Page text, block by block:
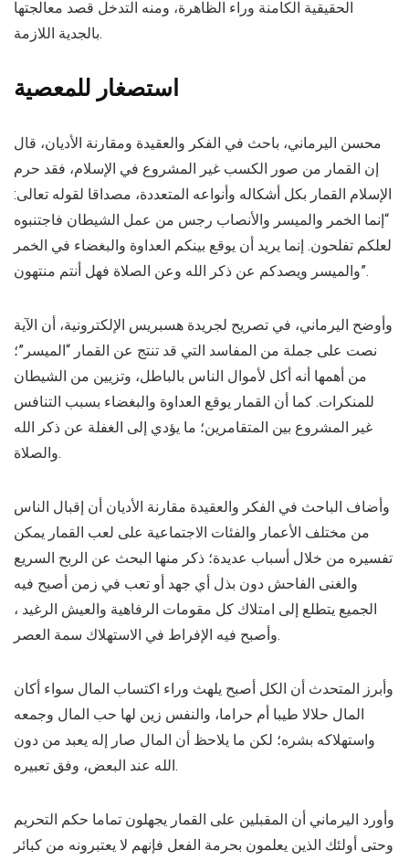
الحقيقية الكامنة وراء الظاهرة، ومنه التدخل قصد معالجتها
بالجدية اللازمة.
استصغار للمعصية
محسن اليرماني، باحث في الفكر والعقيدة ومقارنة الأديان، قال
إن القمار من صور الكسب غير المشروع في الإسلام، فقد حرم
الإسلام القمار بكل أشكاله وأنواعه المتعددة، مصداقا لقوله تعالى:
“إنما الخمر والميسر والأنصاب رجس من عمل الشيطان فاجتنبوه
لعلكم تفلحون. إنما يريد أن يوقع بينكم العداوة والبغضاء في الخمر
والميسر ويصدكم عن ذكر الله وعن الصلاة فهل أنتم منتهون”.
وأوضح اليرماني، في تصريح لجريدة هسبريس الإلكترونية، أن الآية
نصت على جملة من المفاسد التي قد تنتج عن القمار “الميسر”؛
من أهمها أنه أكل لأموال الناس بالباطل، وتزيين من الشيطان
للمنكرات. كما أن القمار يوقع العداوة والبغضاء بسبب التنافس
غير المشروع بين المتقامرين؛ ما يؤدي إلى الغفلة عن ذكر الله
والصلاة.
وأضاف الباحث في الفكر والعقيدة مقارنة الأديان أن إقبال الناس
من مختلف الأعمار والفئات الاجتماعية على لعب القمار يمكن
تفسيره من خلال أسباب عديدة؛ ذكر منها البحث عن الربح السريع
والغنى الفاحش دون بذل أي جهد أو تعب في زمن أصبح فيه
الجميع يتطلع إلى امتلاك كل مقومات الرفاهية والعيش الرغيد ،
وأصبح فيه الإفراط في الاستهلاك سمة العصر.
وأبرز المتحدث أن الكل أصبح يلهث وراء اكتساب المال سواء أكان
المال حلالا طيبا أم حراما، والنفس زين لها حب المال وجمعه
واستهلاكه بشره؛ لكن ما يلاحظ أن المال صار إله يعبد من دون
الله عند البعض، وفق تعبيره.
وأورد اليرماني أن المقبلين على القمار يجهلون تماما حكم التحريم
وحتى أولئك الذين يعلمون بحرمة الفعل فإنهم لا يعتبرونه من كبائر